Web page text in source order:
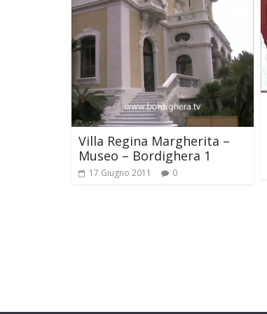
Villa Regina Margherita –
Museo – Bordighera 1
17 Giugno 2011 0